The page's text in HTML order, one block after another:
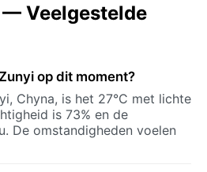
Veelgestelde
op dit moment?
Chyna, is het 27°C met lichte
is 73% en de
De omstandigheden voelen